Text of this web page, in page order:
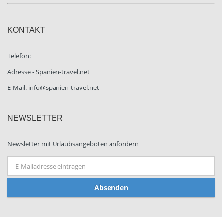
KONTAKT
Telefon:
Adresse - Spanien-travel.net
E-Mail: info@spanien-travel.net
NEWSLETTER
Newsletter mit Urlaubsangeboten anfordern
Absenden